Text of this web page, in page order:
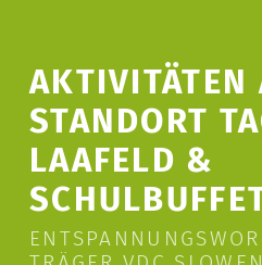
AKTIVITÄTEN
STANDORT
LAAFELD &